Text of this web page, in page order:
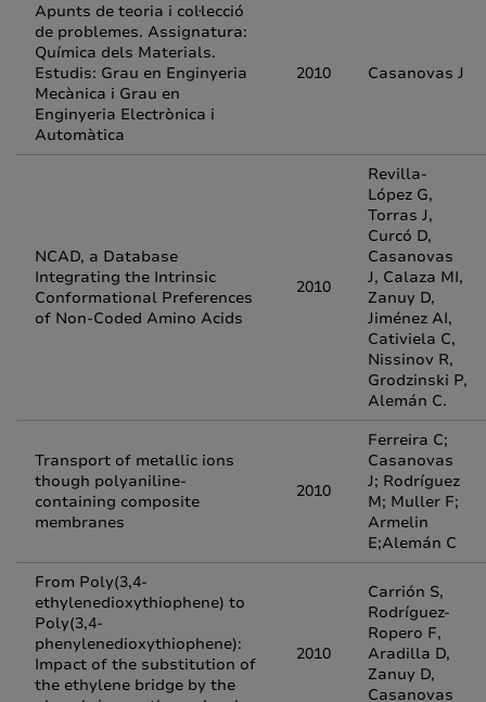
Apunts de teoria i col·lecció
de problemes. Assignatura:
Química dels Materials.
Estudis: Grau en Enginyeria
Mecànica i Grau en
Enginyeria Electrònica i
Automàtica
2010 Casanovas J
NCAD, a Database
Integrating the Intrinsic
Conformational Preferences
of Non-Coded Amino Acids
2010
Revilla-
López G,
Torras J,
Curcó D,
Casanovas
J, Calaza MI,
Zanuy D,
Jiménez AI,
Cativiela C,
Nissinov R,
Grodzinski P,
Alemán C.
Transport of metallic ions
though polyaniline-
containing composite
membranes
2010
Ferreira C;
Casanovas
J; Rodríguez
M; Muller F;
Armelin
E;Alemán C
From Poly(3,4-
ethylenedioxythiophene) to
Poly(3,4-
phenylenedioxythiophene):
Impact of the substitution of
the ethylene bridge by the
2010
Carrión S,
Rodríguez-
Ropero F,
Aradilla D,
Zanuy D,
Casanovas